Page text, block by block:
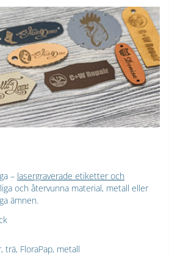
– lasergraverade etiketter och
och återvunna material, metall eller
ämnen.
trä, FloraPap, metall